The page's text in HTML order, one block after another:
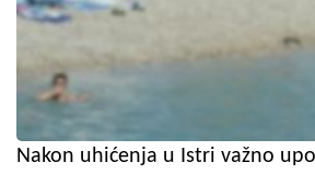
Nakon uhićenja u Istri važno